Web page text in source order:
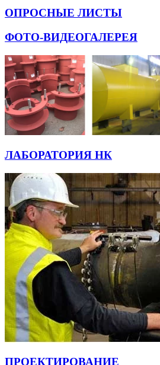
ОПРОСНЫЕ ЛИСТЫ
ФОТО-ВИДЕОГАЛЕРЕЯ
ЛАБОРАТОРИЯ НК
ПРОЕКТИРОВАНИЕ